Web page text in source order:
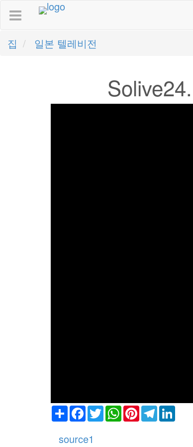
집 일본 텔레비전
ShareFacebook
TwitterWhatsApp
PinterestTelegram
source1